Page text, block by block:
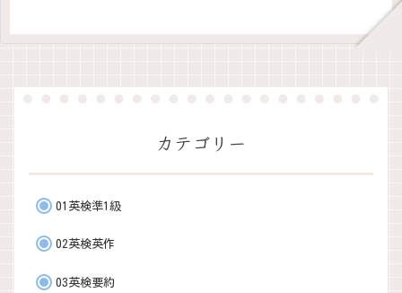
カテゴリー
01英検準1級
02英検英作
03英検要約